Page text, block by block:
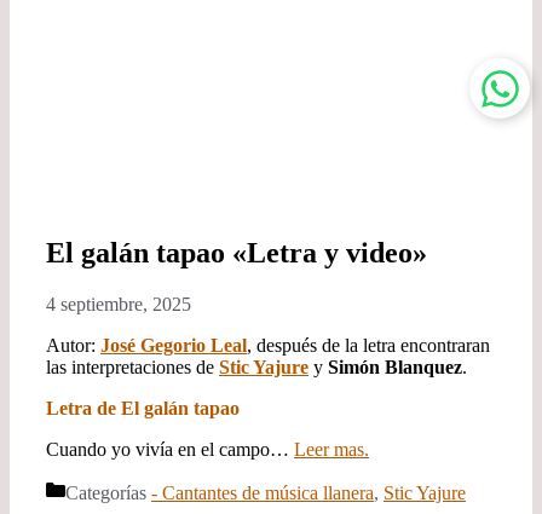
El galán tapao «Letra y video»
4 septiembre, 2025
Autor: José Gegorio Leal, después de la letra encontraran
las interpretaciones de Stic Yajure y Simón Blanquez.
Letra de El galán tapao
Cuando yo vivía en el campo… Leer mas.
Categorías - Cantantes de música llanera, Stic Yajure